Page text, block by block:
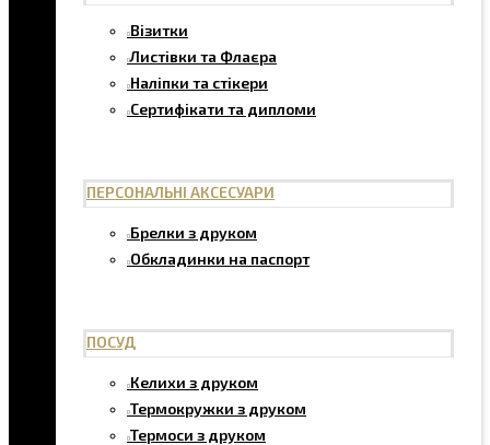
Візитки
Листівки та Флаєра
Наліпки та стікери
Сертифікати та дипломи
ПЕРСОНАЛЬНІ АКСЕСУАРИ
Брелки з друком
Обкладинки на паспорт
ПОСУД
Келихи з друком
Термокружки з друком
Термоси з друком